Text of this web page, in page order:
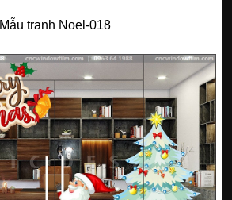
Mẫu tranh Noel-018